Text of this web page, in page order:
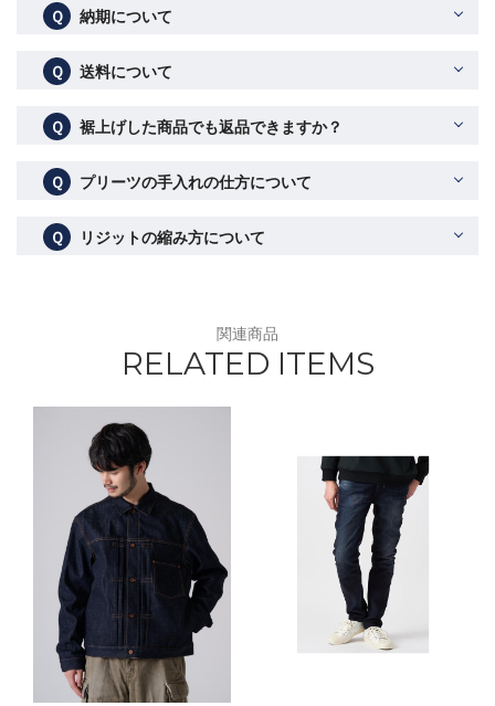
Ｑ 納期について
Ｑ 送料について
Ｑ 裾上げした商品でも返品できますか？
Ｑ プリーツの手入れの仕方について
Ｑ リジットの縮み方について
関連商品
RELATED ITEMS